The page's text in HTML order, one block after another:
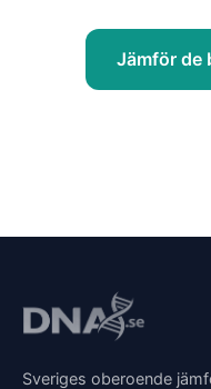
Jämför de
Sveriges oberoende